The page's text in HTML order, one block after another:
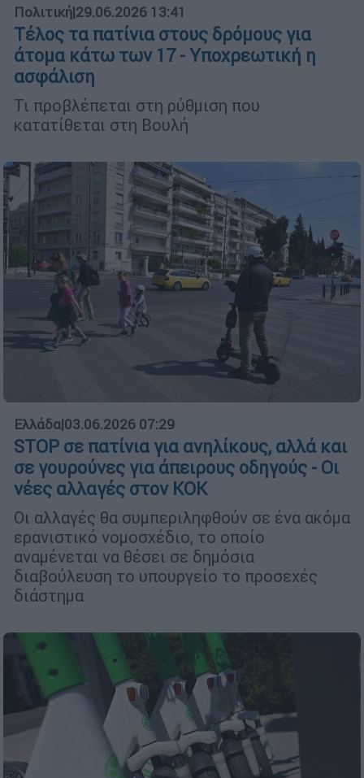
Πολιτική|29.06.2026 13:41
Τέλος τα πατίνια στους δρόμους για
άτομα κάτω των 17 - Υποχρεωτική η
ασφάλιση
Τι προβλέπεται στη ρύθμιση που
κατατίθεται στη Βουλή
Ελλάδα|03.06.2026 07:29
STOP σε πατίνια για ανηλίκους, αλλά και
σε γουρούνες για άπειρους οδηγούς - Οι
νέες αλλαγές στον ΚΟΚ
Οι αλλαγές θα συμπεριληφθούν σε ένα ακόμα
ερανιστικό νομοσχέδιο, το οποίο
αναμένεται να θέσει σε δημόσια
διαβούλευση το υπουργείο το προσεχές
διάστημα